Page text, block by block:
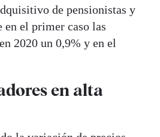
de pensionistas y
el primer caso las
2020 un 0,9% y en el
en alta